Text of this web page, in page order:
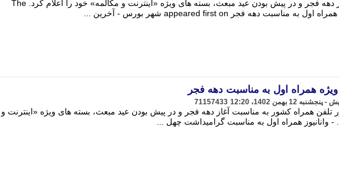
همراه اول به مناسبت آغاز دهه فجر و در پیش بودن عید مبعث، بسته های ویژه «اینترنت و مکالمه» خود را اعلام کرد. The
ویژه همراه اول به مناسبت دهه فجر
71157433
تلفن همراه کشور به مناسبت آغاز دهه فجر و در پیش بودن عید مبعث، بسته های ویژه «اینترنت و
- وانانیوز همراه اول به مناسبت گرامیداشت چهل ...